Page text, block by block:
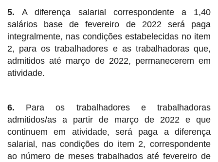
5.A diferença salarial correspondente a 1,40
salários base de fevereiro de 2022 será paga
integralmente, nas condições estabelecidas no item
2, para os trabalhadores e as trabalhadoras que,
admitidos até março de 2022, permanecerem em
atividade.
6. Para os trabalhadores e trabalhadoras
admitidos/as a partir de março de 2022 e que
continuem em atividade, será paga a diferença
salarial, nas condições do item 2, correspondente
ao número de meses trabalhados até fevereiro de